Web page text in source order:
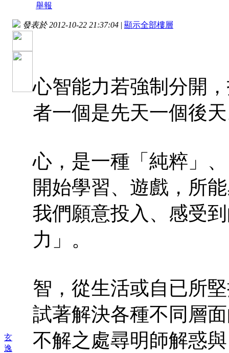
舉報
玄
逸
發表於 2012-10-22 21:37:04 | 顯示全部樓層
心智能力若強制分開
者一個是先天一個後
心，是一種「純粹」
開始學習、遊戲，所
我們願意投入、感受
力」。
智，從生活或自已所
試著解決各種不同層
不解之處尋明師解惑